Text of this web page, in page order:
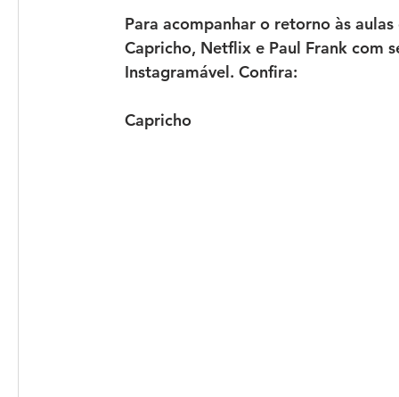
Para acompanhar o retorno às
Capricho, Netflix e Paul Frank com
Instagramável. Confira:
Capricho